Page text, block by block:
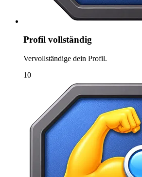
Profil vollständig
Vervollständige dein Profil.
10